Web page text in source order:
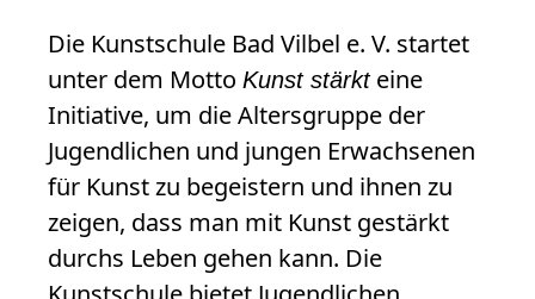
Die Kunstschule Bad Vilbel e. V. startet
unter dem Motto Kunst stärkteine
Initiative, um die Altersgruppe der
Jugendlichen und jungen Erwachsenen
für Kunst zu begeistern und ihnen zu
zeigen, dass man mit Kunst gestärkt
durchs Leben gehen kann. Die